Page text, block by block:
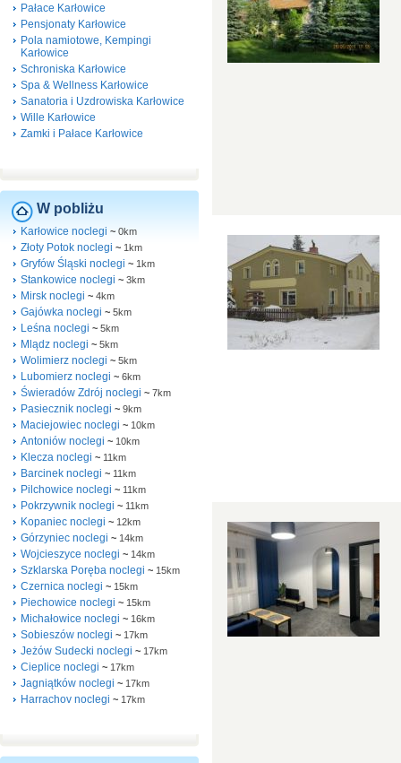
Pałace Karłowice
Pensjonaty Karłowice
Pola namiotowe, Kempingi
Karłowice
Schroniska Karłowice
Spa & Wellness Karłowice
Sanatoria i Uzdrowiska Karłowice
Wille Karłowice
Zamki i Pałace Karłowice
W pobliżu
Karłowice noclegi ~ 0km
Złoty Potok noclegi ~ 1km
Gryfów Śląski noclegi ~ 1km
Stankowice noclegi ~ 3km
Mirsk noclegi ~ 4km
Gajówka noclegi ~ 5km
Leśna noclegi ~ 5km
Mlądz noclegi ~ 5km
Wolimierz noclegi ~ 5km
Lubomierz noclegi ~ 6km
Świeradów Zdrój noclegi ~ 7km
Pasiecznik noclegi ~ 9km
Maciejowiec noclegi ~ 10km
Antoniów noclegi ~ 10km
Klecza noclegi ~ 11km
Barcinek noclegi ~ 11km
Pilchowice noclegi ~ 11km
Pokrzywnik noclegi ~ 11km
Kopaniec noclegi ~ 12km
Górzyniec noclegi ~ 14km
Wojcieszyce noclegi ~ 14km
Szklarska Poręba noclegi ~ 15km
Czernica noclegi ~ 15km
Piechowice noclegi ~ 15km
Michałowice noclegi ~ 16km
Sobieszów noclegi ~ 17km
Jeżów Sudecki noclegi ~ 17km
Cieplice noclegi ~ 17km
Jagniątków noclegi ~ 17km
Harrachov noclegi ~ 17km